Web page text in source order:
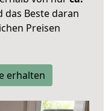
das Beste daran
Preisen
erhalten